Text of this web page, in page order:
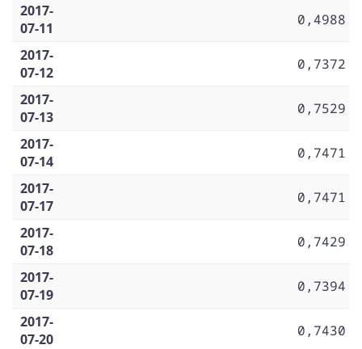
2017-
07-11
0,4988
2017-
07-12
0,7372
2017-
07-13
0,7529
2017-
07-14
0,7471
2017-
07-17
0,7471
2017-
07-18
0,7429
2017-
07-19
0,7394
2017-
07-20
0,7430